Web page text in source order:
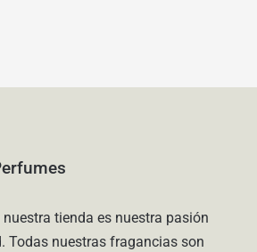
tienda es nuestra pasión
Todas nuestras fragancias son